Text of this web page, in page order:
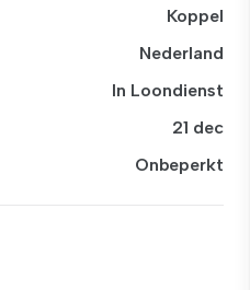
Koppel
Nederland
In Loondienst
21 dec
Onbeperkt